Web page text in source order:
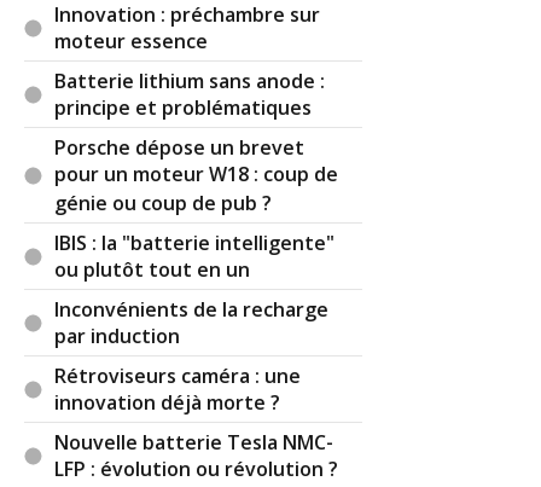
Innovation : préchambre sur
moteur essence
Batterie lithium sans anode :
principe et problématiques
Porsche dépose un brevet
pour un moteur W18 : coup de
génie ou coup de pub ?
IBIS : la "batterie intelligente"
ou plutôt tout en un
Inconvénients de la recharge
par induction
Rétroviseurs caméra : une
innovation déjà morte ?
Nouvelle batterie Tesla NMC-
LFP : évolution ou révolution ?